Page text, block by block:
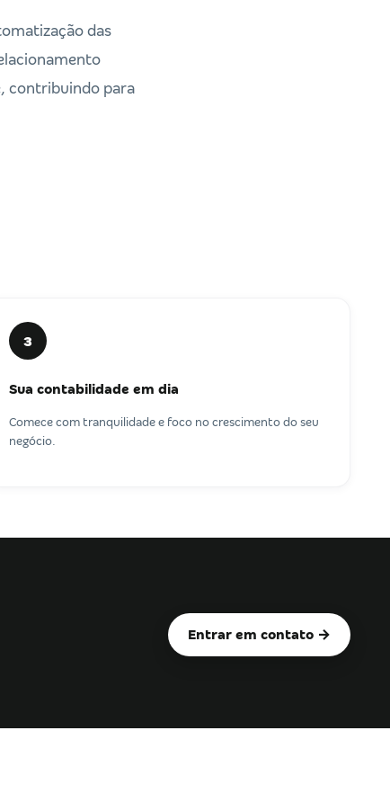
das
contribuindo para
3
Sua contabilidade em dia
Comece com tranquilidade e foco no crescimento do seu
negócio.
Entrar em contato →